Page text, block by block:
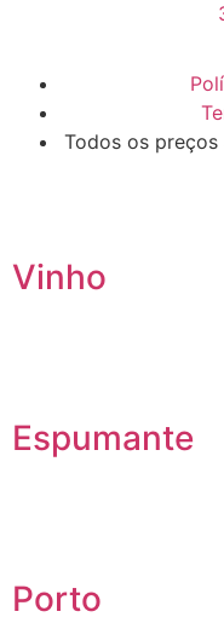
Todos os preços
Vinho
Espumante
Porto